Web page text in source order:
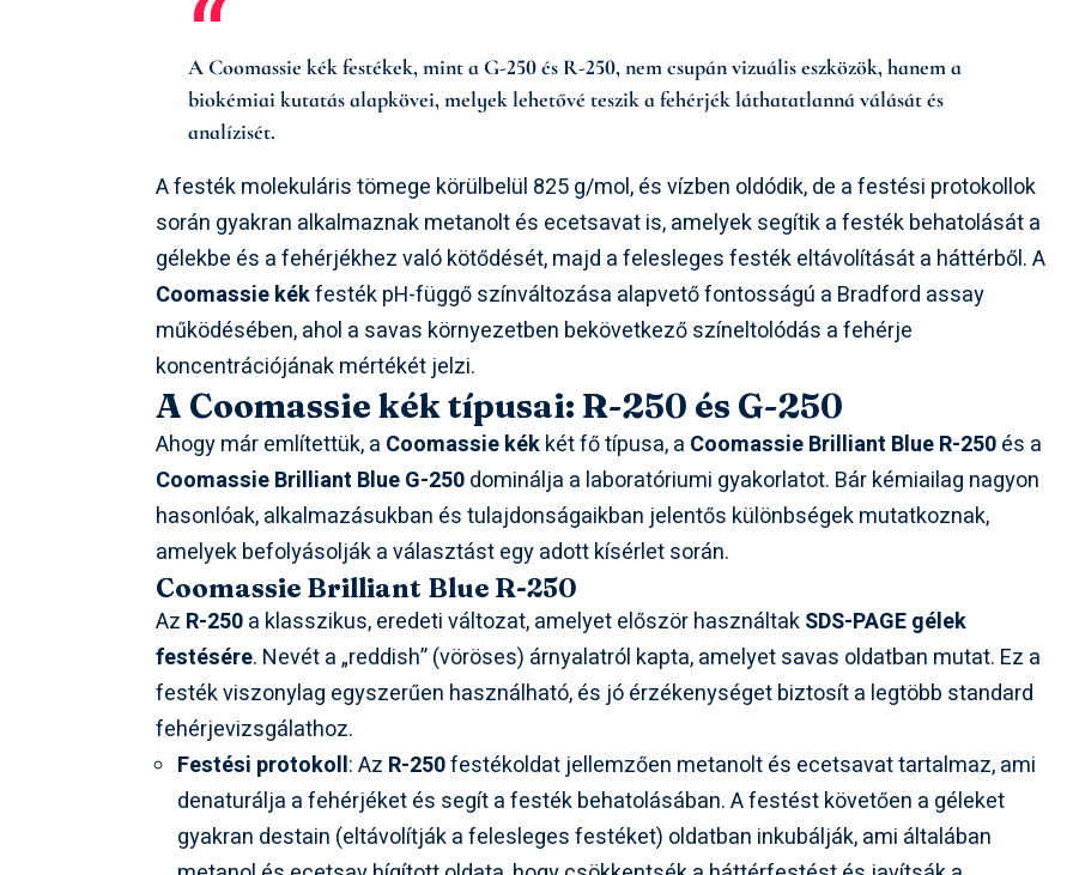
A Coomassie kék festékek, mint a G-250 és R-250, nem csupán vizuális eszközök, hanem a
biokémiai kutatás alapkövei, melyek lehetővé teszik a fehérjék láthatatlanná válását és
analízisét.
A festék molekuláris tömege körülbelül 825 g/mol, és vízben oldódik, de a festési protokollok
során gyakran alkalmaznak metanolt és ecetsavat is, amelyek segítik a festék behatolását a
gélekbe és a fehérjékhez való kötődését, majd a felesleges festék eltávolítását a háttérből. A
Coomassie kékfesték pH-függő színváltozása alapvető fontosságú a Bradford assay
működésében, ahol a savas környezetben bekövetkező színeltolódás a fehérje
koncentrációjának mértékét jelzi.
A Coomassie kék típusai: R-250 és G-250
Ahogy már említettük, a Coomassie kékkét fő típusa, a Coomassie Brilliant Blue R-250és a
Coomassie Brilliant Blue G-250dominálja a laboratóriumi gyakorlatot. Bár kémiailag nagyon
hasonlóak, alkalmazásukban és tulajdonságaikban jelentős különbségek mutatkoznak,
amelyek befolyásolják a választást egy adott kísérlet során.
Coomassie Brilliant Blue R-250
Az R-250a klasszikus, eredeti változat, amelyet először használtakSDS-PAGE gélek
festésére. Nevét a „reddish” (vöröses) árnyalatról kapta, amelyet savas oldatban mutat. Ez a
festék viszonylag egyszerűen használható, és jó érzékenységet biztosít a legtöbb standard
fehérjevizsgálathoz.
Festési protokoll: Az R-250festékoldat jellemzően metanolt és ecetsavat tartalmaz, ami
denaturálja a fehérjéket és segít a festék behatolásában. A festést követően a géleket
gyakran destain (eltávolítják a felesleges festéket) oldatban inkubálják, ami általában